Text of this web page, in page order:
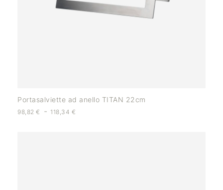
Portasalviette ad anello TITAN 22cm
98,82 € - 118,34 €